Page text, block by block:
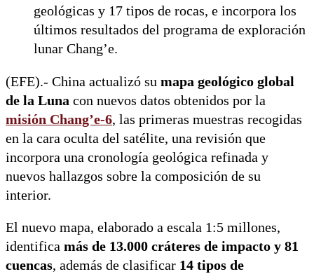
geológicas y 17 tipos de rocas, e incorpora los
últimos resultados del programa de exploración
lunar Chang’e.
(EFE).- China actualizó su mapa geológico global
de la Luna con nuevos datos obtenidos por la
misión Chang’e-6, las primeras muestras recogidas
en la cara oculta del satélite, una revisión que
incorpora una cronología geológica refinada y
nuevos hallazgos sobre la composición de su
interior.
El nuevo mapa, elaborado a escala 1:5 millones,
identifica más de 13.000 cráteres de impacto y 81
cuencas, además de clasificar 14 tipos de